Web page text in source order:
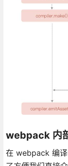
webpack 内
在 webpack 编译